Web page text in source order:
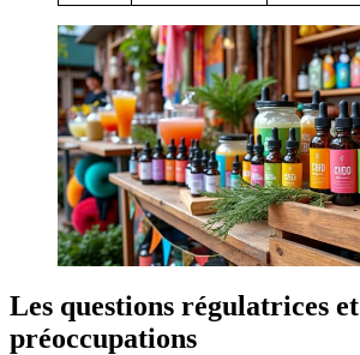
Les questions régulatrices
préoccupations